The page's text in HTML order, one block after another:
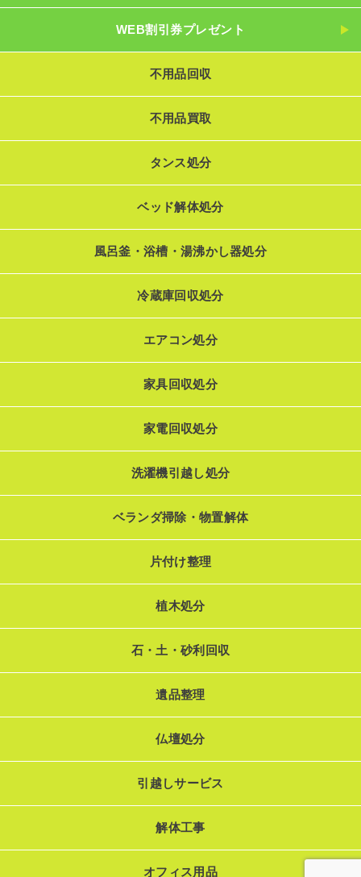
WEB割引券プレゼント
不用品回収
不用品買取
タンス処分
ベッド解体処分
風呂釜・浴槽・湯沸かし器処分
冷蔵庫回収処分
エアコン処分
家具回収処分
家電回収処分
洗濯機引越し処分
ベランダ掃除・物置解体
片付け整理
植木処分
石・土・砂利回収
遺品整理
仏壇処分
引越しサービス
解体工事
オフィス用品